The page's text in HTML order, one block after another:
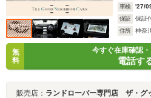
車検
'27/
保証
保証
住所
神奈
無
料
今すぐ在庫確認
電話す
販売店： ランドローバー専門店 ザ・グ